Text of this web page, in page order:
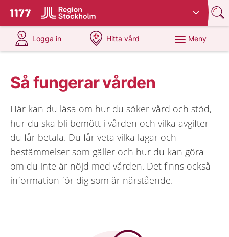
Till startsidan för 1177
Du har valt region
Logga in
på 1177.se
Hitta vård
på 1177.se
Meny
Så fungerar vården
Här kan du läsa om hur du söker vård och stöd,
hur du ska bli bemött i vården och vilka avgifter
du får betala. Du får veta vilka lagar och
bestämmelser som gäller och hur du kan göra
om du inte är nöjd med vården. Det finns också
information för dig som är närstående.